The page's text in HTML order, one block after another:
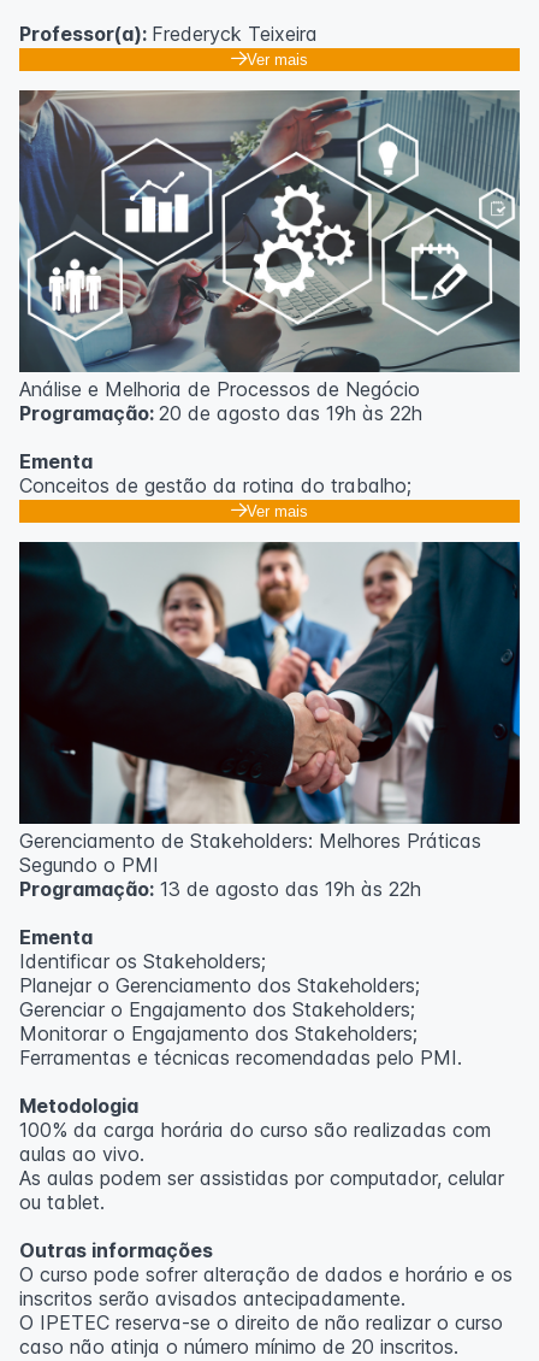
Professor(a): Frederyck Teixeira
Ver mais
Análise e Melhoria de Processos de Negócio
Programação: 20 de agosto das 19h às 22h
Ementa
Conceitos de gestão da rotina do trabalho;
Promoção de mudanças através do 5S;
resultados;
Método PDCA de gestão;
Técnicas de padronização do trabalho.
Metodologia
100% da carga horária do curso são realizadas com
aulas ao vivo.
As aulas podem ser assistidas por computador, celular
Outras informações
O curso pode sofrer alteração de dados e horário e os
inscritos serão avisados ​​antecipadamente.
O IPETEC reserva-se o direito de não realizar o curso
Professor(a):Frederyck Teixeira
Ver mais
Gerenciamento de Stakeholders: Melhores Práticas
Segundo o PMI
Programação: 13 de agosto das 19h às 22h
Ementa
Identificar os Stakeholders;
Planejar o Gerenciamento dos Stakeholders;
Gerenciar o Engajamento dos Stakeholders;
Monitorar o Engajamento dos Stakeholders;
Ferramentas e técnicas recomendadas pelo PMI.
Metodologia
100% da carga horária do curso são realizadas com
aulas ao vivo.
As aulas podem ser assistidas por computador, celular
ou tablet.
Outras informações
O curso pode sofrer alteração de dados e horário e os
inscritos serão avisados ​​antecipadamente.
O IPETEC reserva-se o direito de não realizar o curso
caso não atinja o número mínimo de 20 inscritos.